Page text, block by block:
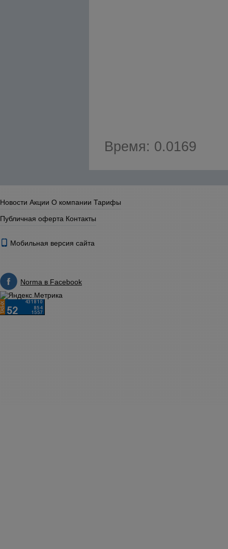
Время: 0.0169
Новости Акции О компании Тарифы
Публичная оферта Контакты
Мобильная версия сайта
Norma в Facebook